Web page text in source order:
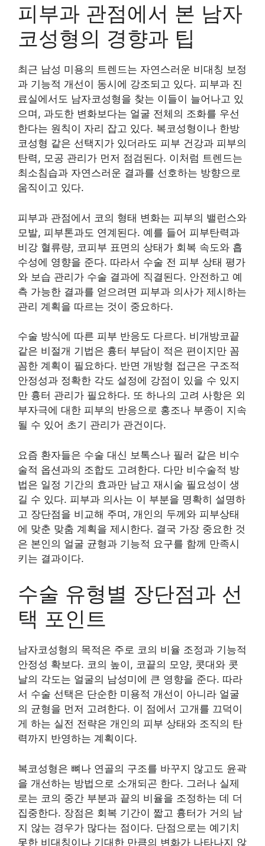
피부과 관점에서 본 남자
코성형의 경향과 팁
최근 남성 미용의 트렌드는 자연스러운 비대칭 보정
과 기능적 개선이 동시에 강조되고 있다. 피부과 진
료실에서도 남자코성형을 찾는 이들이 늘어나고 있
으며, 과도한 변화보다는 얼굴 전체의 조화를 우선
한다는 원칙이 자리 잡고 있다. 복코성형이나 한방
코성형 같은 선택지가 있더라도 피부 건강과 피부의
탄력, 모공 관리가 먼저 점검된다. 이처럼 트렌드는
최소침습과 자연스러운 결과를 선호하는 방향으로
움직이고 있다.
피부과 관점에서 코의 형태 변화는 피부의 밸런스와
모발, 피부톤과도 연계된다. 예를 들어 피부탄력과
비강 혈류량, 코피부 표면의 상태가 회복 속도와 흡
수성에 영향을 준다. 따라서 수술 전 피부 상태 평가
와 보습 관리가 수술 결과에 직결된다. 안전하고 예
측 가능한 결과를 얻으려면 피부과 의사가 제시하는
관리 계획을 따르는 것이 중요하다.
수술 방식에 따른 피부 반응도 다르다. 비개방코끝
같은 비절개 기법은 흉터 부담이 적은 편이지만 꼼
꼼한 계획이 필요하다. 반면 개방형 접근은 구조적
안정성과 정확한 각도 설정에 강점이 있을 수 있지
만 흉터 관리가 필요하다. 또 하나의 고려 사항은 외
부자극에 대한 피부의 반응으로 홍조나 부종이 지속
될 수 있어 초기 관리가 관건이다.
요즘 환자들은 수술 대신 보톡스나 필러 같은 비수
술적 옵션과의 조합도 고려한다. 다만 비수술적 방
법은 일정 기간의 효과만 남고 재시술 필요성이 생
길 수 있다. 피부과 의사는 이 부분을 명확히 설명하
고 장단점을 비교해 주며, 개인의 두께와 피부상태
에 맞춘 맞춤 계획을 제시한다. 결국 가장 중요한 것
은 본인의 얼굴 균형과 기능적 요구를 함께 만족시
키는 결과이다.
수술 유형별 장단점과 선
택 포인트
남자코성형의 목적은 주로 코의 비율 조정과 기능적
안정성 확보다. 코의 높이, 코끝의 모양, 콧대와 콧
날의 각도는 얼굴의 남성미에 큰 영향을 준다. 따라
서 수술 선택은 단순한 미용적 개선이 아니라 얼굴
의 균형을 먼저 고려한다. 이 점에서 고개를 끄덕이
게 하는 실전 전략은 개인의 피부 상태와 조직의 탄
력까지 반영하는 계획이다.
복코성형은 뼈나 연골의 구조를 바꾸지 않고도 윤곽
을 개선하는 방법으로 소개되곤 한다. 그러나 실제
로는 코의 중간 부분과 끝의 비율을 조정하는 데 더
집중한다. 장점은 회복 기간이 짧고 흉터가 거의 남
지 않는 경우가 많다는 점이다. 단점으로는 예기치
못한 비대칭이나 기대한 만큼의 변화가 나타나지 않